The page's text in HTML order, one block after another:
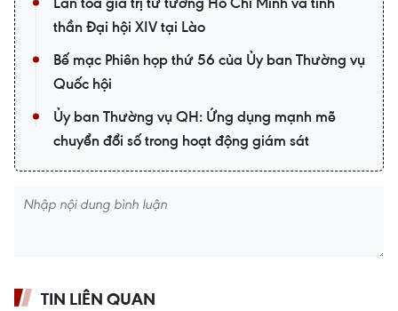
thần Đại hội XIV tại Lào
Bế mạc Phiên họp thứ 56 của Ủy ban Thường vụ
Quốc hội
Ủy ban Thường vụ QH: Ứng dụng mạnh mẽ
chuyển đổi số trong hoạt động giám sát
TIN LIÊN QUAN